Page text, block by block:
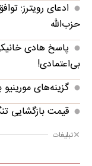
ادعای رویترز:
حزب‌الله
پاسخ هادی
بی‌اعتمادی!
گزینه‌های
قیمت بازگشایی
تبلیغات